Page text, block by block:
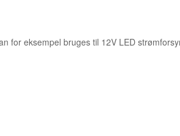
for eksempel bruges til 12V LED